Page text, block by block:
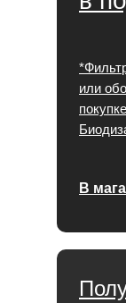
В
или